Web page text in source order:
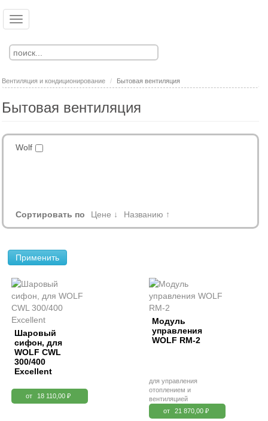
основному
содержанию
Toggle
Вентиляция и кондиционирование Бытовая вентиляция
Бытовая вентиляция
Wolf
Сортировать по Цене ↓ Названию ↑
Применить
Шаровый
сифон, для
WOLF CWL
300/400
Excellent
от 18 110,00 ₽
Модуль
управления
WOLF RM-2
для управления
отоплением и
вентиляцией
от
21 870,00 ₽